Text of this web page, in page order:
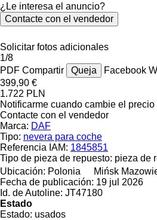
¿Le interesa el anuncio?
Contacte con el vendedor
Solicitar fotos adicionales
1/8
PDF Compartir Queja Facebook
399,90 €
1.722 PLN
Notificarme cuando cambie el precio
Contacte con el vendedor
Marca: DAF
Tipo: nevera para coche
Referencia IAM: 1845851
Tipo de pieza de repuesto: pieza de
Ubicación: Polonia
Mińsk
Fecha de publicación: 19 jul 2026
Id. de Autoline: JT47180
Estado
Estado: usados